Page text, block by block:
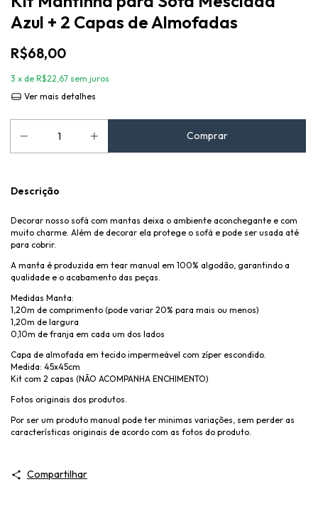
Azul + 2 Capas de Almofadas
R$68,00
3 x de R$22,67 sem juros
Ver mais detalhes
Descrição
Decorar nosso sofá com mantas deixa o ambiente aconchegante e com
muito charme. Além de decorar ela protege o sofá e pode ser usada até
para cobrir.
A manta é produzida em tear manual em 100% algodão, garantindo a
qualidade e o acabamento das peças.
Medidas Manta:
1,20m de comprimento (pode variar 20% para mais ou menos)
1,20m de largura
0,10m de franja em cada um dos lados
Capa de almofada em tecido impermeável com zíper escondido.
Medida: 45x45cm
Kit com 2 capas (NÃO ACOMPANHA ENCHIMENTO)
Fotos originais dos produtos.
Por ser um produto manual pode ter minimas variações, sem perder as
características originais de acordo com as fotos do produto.
Compartilhar